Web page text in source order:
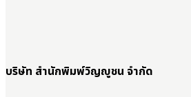
บริษัท สำนักพิมพ์วิญญูชน จำกัด